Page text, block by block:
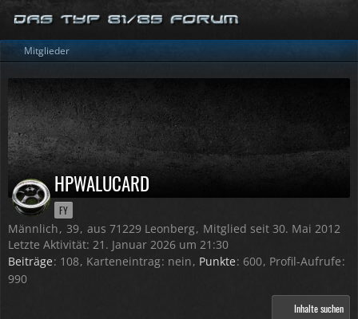
Mitglieder
HPWALUCARD
FY
Männlich 39 aus 71229 Leonberg Mitglied seit 30. Mai 2012
Letzte Aktivität: 21. Januar 2026 um 21:30
Beiträge 108 Karteneintrag nein Punkte 600 Profil-Aufrufe
990
Inhalte suchen